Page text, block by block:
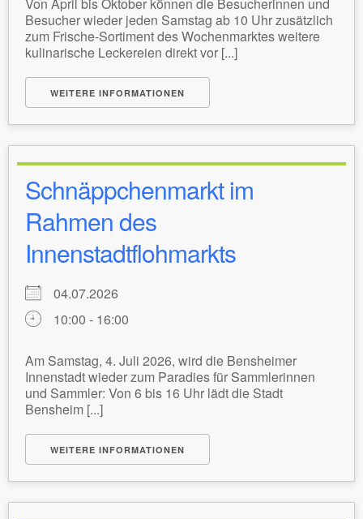
Besucher wieder jeden Samstag ab 10 Uhr zusätzlich
zum Frische-Sortiment des Wochenmarktes weitere
kulinarische Leckereien direkt vor [...]
WEITERE INFORMATIONEN
Schnäppchenmarkt im
Rahmen des
Innenstadtflohmarkts
04.07.2026
10:00 - 16:00
Am Samstag, 4. Juli 2026, wird die Bensheimer
Innenstadt wieder zum Paradies für Sammlerinnen
und Sammler: Von 6 bis 16 Uhr lädt die Stadt
Bensheim [...]
WEITERE INFORMATIONEN